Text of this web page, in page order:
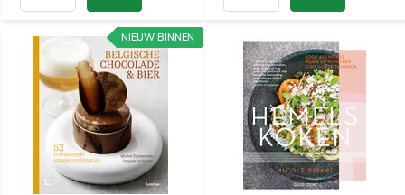
NIEUW BINNEN